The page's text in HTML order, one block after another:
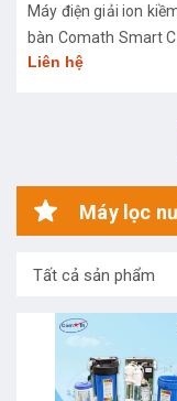
Máy điện giải ion
bàn Comath Smart
3668
Liên hệ
Máy lọc
Tất cả sản phẩm